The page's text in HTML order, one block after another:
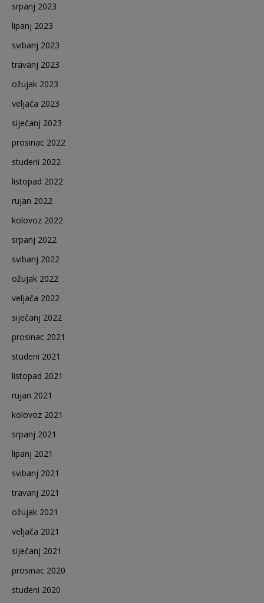
srpanj 2023
lipanj 2023
svibanj 2023
travanj 2023
ožujak 2023
veljača 2023
siječanj 2023
prosinac 2022
studeni 2022
listopad 2022
rujan 2022
kolovoz 2022
srpanj 2022
svibanj 2022
ožujak 2022
veljača 2022
siječanj 2022
prosinac 2021
studeni 2021
listopad 2021
rujan 2021
kolovoz 2021
srpanj 2021
lipanj 2021
svibanj 2021
travanj 2021
ožujak 2021
veljača 2021
siječanj 2021
prosinac 2020
studeni 2020